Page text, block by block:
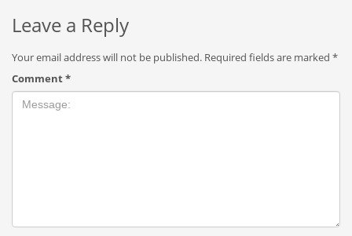
Leave a Reply
Your email address will not be published. Required fields are marked *
Comment*